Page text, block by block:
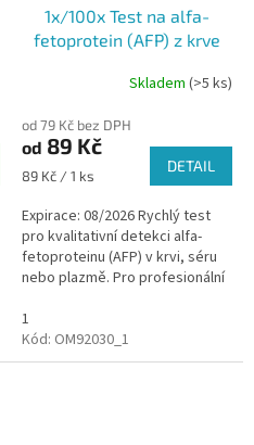
1x/100x Test na alfa-
fetoprotein (AFP) z krve
Skladem (>5 ks)
od 79 Kč bez DPH
od 89 Kč
Měrná
89 Kč / 1 ks
DETAIL
Expirace: 08/2026 Rychlý test
pro kvalitativní detekci alfa-
fetoproteinu (AFP) v krvi, séru
nebo plazmě. Pro profesionální
ks
1
Kód: OM92030_1